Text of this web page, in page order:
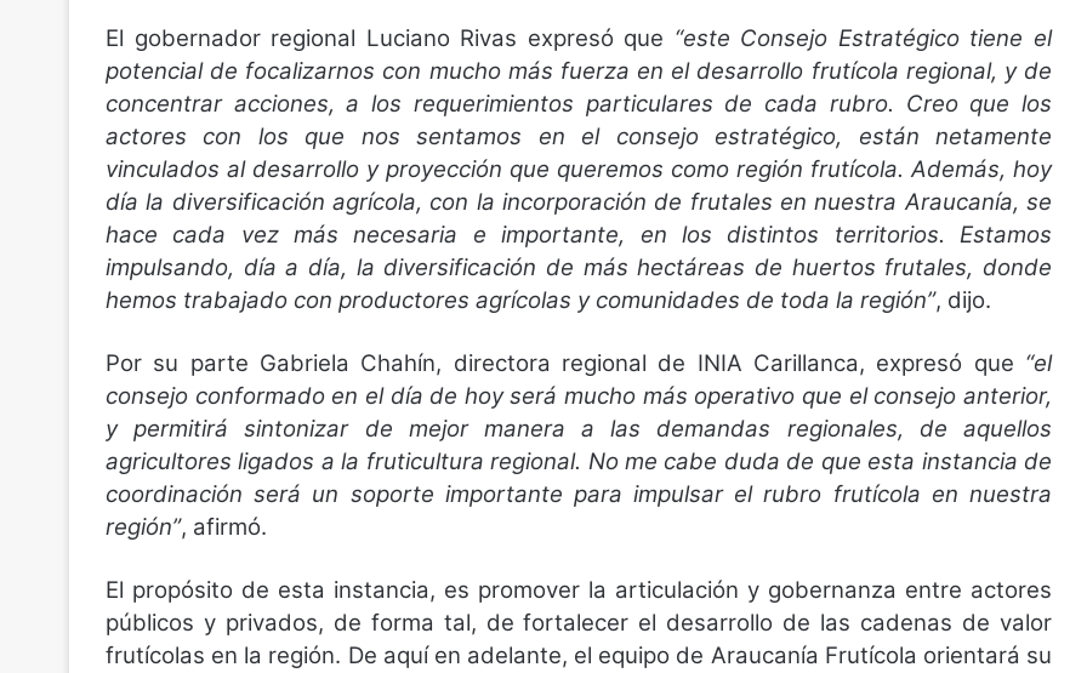
El gobernador regional Luciano Rivas expresó que “este Consejo Estratégico tiene el
potencial de focalizarnos con mucho más fuerza en el desarrollo frutícola regional, y de
concentrar acciones, a los requerimientos particulares de cada rubro. Creo que los
actores con los que nos sentamos en el consejo estratégico, están netamente
vinculados al desarrollo y proyección que queremos como región frutícola. Además, hoy
día la diversificación agrícola, con la incorporación de frutales en nuestra Araucanía, se
hace cada vez más necesaria e importante, en los distintos territorios. Estamos
impulsando, día a día, la diversificación de más hectáreas de huertos frutales, donde
hemos trabajado con productores agrícolas y comunidades de toda la región”, dijo.
Por su parte Gabriela Chahín, directora regional de INIA Carillanca, expresó que “el
consejo conformado en el día de hoy será mucho más operativo que el consejo anterior,
y permitirá sintonizar de mejor manera a las demandas regionales, de aquellos
agricultores ligados a la fruticultura regional. No me cabe duda de que esta instancia de
coordinación será un soporte importante para impulsar el rubro frutícola en nuestra
región”, afirmó.
El propósito de esta instancia, es promover la articulación y gobernanza entre actores
públicos y privados, de forma tal, de fortalecer el desarrollo de las cadenas de valor
frutícolas en la región. De aquí en adelante, el equipo de Araucanía Frutícola orientará su